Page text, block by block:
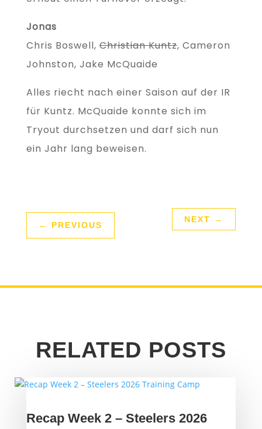
Jonas
Chris Boswell,Christian Kuntz, Cameron
Johnston, Jake McQuaide
Alles riecht nach einer Saison auf der IR
für Kuntz. McQuaide konnte sich im
Tryout durchsetzen und darf sich nun
ein Jahr lang beweisen.
← PREVIOUS
NEXT →
RELATED POSTS
Recap Week 2 – Steelers 2026